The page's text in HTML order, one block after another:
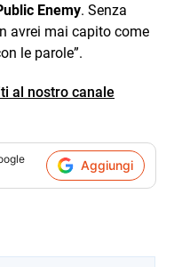
Enemy. Senza
avrei mai capito come
le parole”.
al nostro canale
Aggiungi